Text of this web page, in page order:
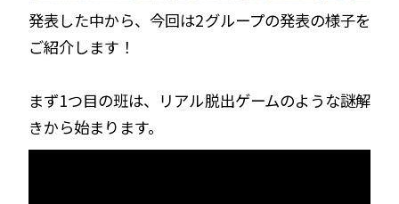
発表した中から、今回は2グループの発表の様子を
ご紹介します！
まず1つ目の班は、リアル脱出ゲームのような謎解
きから始まります。